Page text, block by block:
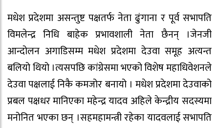
मधेश प्रदेशमा असन्तुष्ट पक्षतर्फ नेता ढुंगाना र पूर्व सभापति
विमलेन्द्र निधि बाहेक प्रभावशाली नेता छैनन् ।जेनजी
आन्दोलन अगाडिसम्म मधेश प्रदेशमा देउवा समूह अत्यन्त
बलियो थियो ।त्यसपछि कांग्रेसमा भएको विशेष महाधिवेशनले
देउवा पक्षलाई निकै कमजोर बनायो । मधेश प्रदेशमा देउवाको
प्रबल पक्षधर मानिएका महेन्द्र यादव अहिले केन्द्रीय सदस्यमा
मनोनित भएका छन् ।सहमहामन्त्री रहेका यादवलाई सभापति